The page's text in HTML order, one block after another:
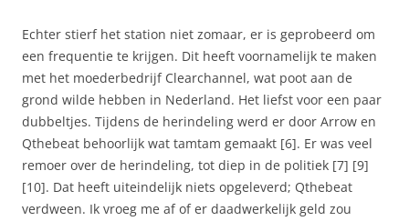
Echter stierf het station niet zomaar, er is geprobeerd om
een frequentie te krijgen. Dit heeft voornamelijk te maken
met het moederbedrijf Clearchannel, wat poot aan de
grond wilde hebben in Nederland. Het liefst voor een paar
dubbeltjes. Tijdens de herindeling werd er door Arrow en
Qthebeat behoorlijk wat tamtam gemaakt [6]. Er was veel
remoer over de herindeling, tot diep in de politiek [7] [9]
[10]. Dat heeft uiteindelijk niets opgeleverd; Qthebeat
verdween. Ik vroeg me af of er daadwerkelijk geld zou